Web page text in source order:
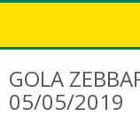
GOLA
05/05/2019